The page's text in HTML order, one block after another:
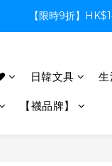
【限時9折】
【限時9折】
【限時9折】
日韓文具 生
【襪品牌】